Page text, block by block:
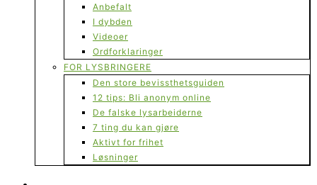
Anbefalt
I dybden
Videoer
Ordforklaringer
FOR LYSBRINGERE
Den store bevissthetsguiden
12 tips: Bli anonym online
De falske lysarbeiderne
7 ting du kan gjøre
Aktivt for frihet
Løsninger